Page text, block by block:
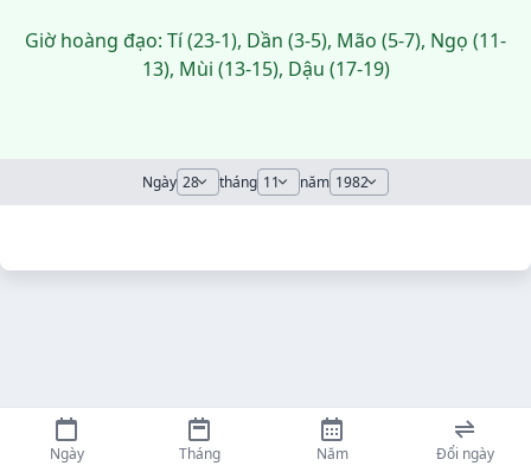
Giờ hoàng đạo: Tí (23-1), Dần (3-5), Mão (5-7), Ngọ (11-
13), Mùi (13-15), Dậu (17-19)
Ngày tháng năm
Ngày Tháng Năm Đổi ngày